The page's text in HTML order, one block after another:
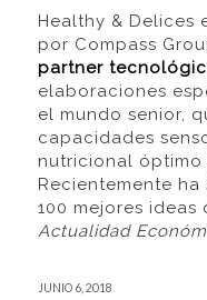
Healthy & Delices
por Compass
partner
elaboraciones
el mundo senior,
capacidades
nutricional óptimo
Recientemente
100 mejores
Actualidad
JUNIO 6, 2018